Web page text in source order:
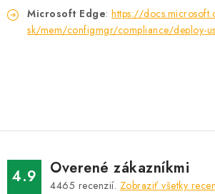
Microsoft Edge: https://
sk/mem/configmgr/compliance/deploy-
4.9 Overené zákazníkmi
4465 recenzií. Zobraziť všetky